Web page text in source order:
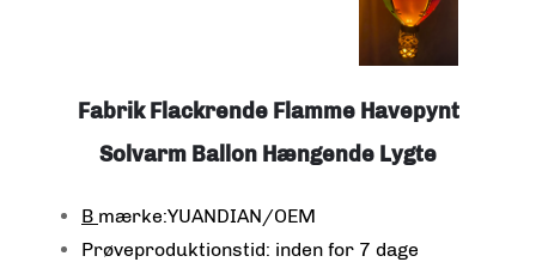
Fabrik Flackrende Flamme Havepynt
Solvarm Ballon Hængende Lygte
B mærke:YUANDIAN/OEM
Prøveproduktionstid: inden for 7 dage